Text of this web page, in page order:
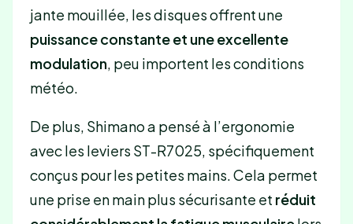
jante mouillée, les disques offrent une
puissance constante et une excellente
modulation, peu importent les conditions
météo.
De plus, Shimano a pensé à l’ergonomie
avec les leviers ST-R7025, spécifiquement
conçus pour les petites mains. Cela permet
une prise en main plus sécurisante et réduit